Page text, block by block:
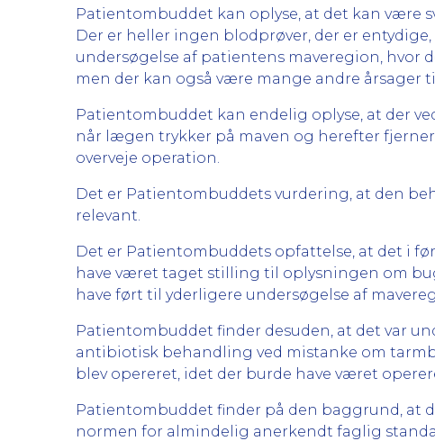
Patientombuddet kan oplyse, at det kan være
Der er heller ingen blodprøver, der er
undersøgelse af patientens maveregion, hvor
men der kan også være mange andre årsager
Patientombuddet kan endelig oplyse, at der
når lægen trykker på maven og herefter
overveje operation.
Det er Patientombuddets vurdering, at den
relevant.
Det er Patientombuddets opfattelse, at det i
have været taget stilling til oplysningen om
have ført til yderligere undersøgelse af
Patientombuddet finder desuden, at det var
antibiotisk behandling ved mistanke om
blev opereret, idet der burde have været
Patientombuddet finder på den baggrund, at
normen for almindelig anerkendt faglig